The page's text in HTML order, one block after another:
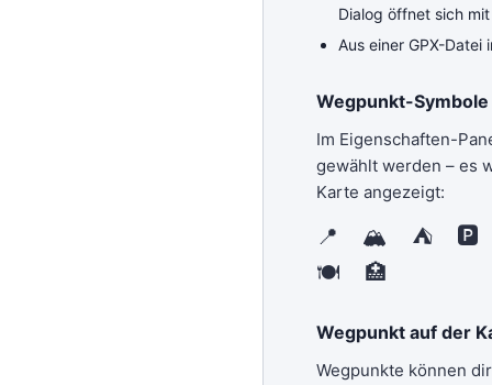
Dialog öffnet sich
Aus einer GPX-Datei
Wegpunkt-Symbole
Im Eigenschaften-
gewählt werden – es
Karte angezeigt:
📍 🏔 ⛺
🍽 🏥
Wegpunkt auf der
Wegpunkte können